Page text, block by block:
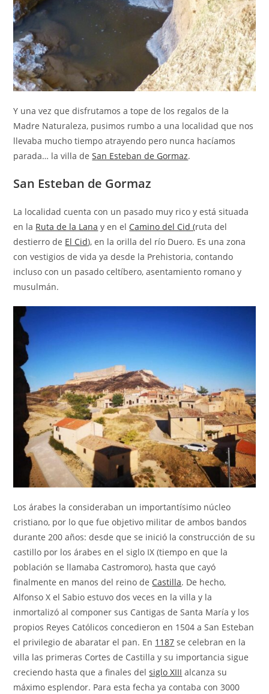
Y una vez que disfrutamos a tope de los regalos de la
Madre Naturaleza, pusimos rumbo a una localidad que nos
llevaba mucho tiempo atrayendo pero nunca hacíamos
parada… la villa deSan Esteban de Gormaz.
San Esteban de Gormaz
La localidad cuenta con un pasado muy rico y está situada
en la Ruta de la Lana y en el Camino del Cid (ruta del
destierro de El Cid), en la orilla del río Duero. Es una zona
con vestigios de vida ya desde la Prehistoria, contando
incluso con un pasado celtíbero, asentamiento romano y
musulmán.
Los árabes la consideraban un importantísimo núcleo
cristiano, por lo que fue objetivo militar de ambos bandos
durante 200 años: desde que se inició la construcción de su
castillo por los árabes en el siglo IX (tiempo en que la
población se llamaba Castromoro), hasta que cayó
finalmente en manos del reino de Castilla. De hecho,
Alfonso X el Sabio estuvo dos veces en la villa y la
inmortalizó al componer sus Cantigas de Santa María y los
propios Reyes Católicos concedieron en 1504 a San Esteban
el privilegio de abaratar el pan. En 1187 se celebran en la
villa las primeras Cortes de Castilla y su importancia sigue
creciendo hasta que a finales delsiglo XIII alcanza su
máximo esplendor. Para esta fecha ya contaba con 3000